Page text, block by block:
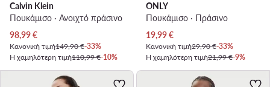
Calvin Klein
Πουκάμισο · Ανοιχτό πράσινο
Τρέχουσα τιμή
98,99€
Κανονική τιμή149,90 €-33%
Η χαμηλότερη τιμή110,99 €-10%
ONLY
Πουκάμισο · Πράσινο
Τρέχουσα τιμή
19,99€
Κανονική τιμή29,90 €-33%
Η χαμηλότερη τιμή21,99 €-9%